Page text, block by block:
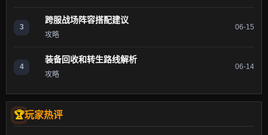
3
跨服战场阵容搭配建议
攻略
06-15
4
装备回收和转生路线解析
攻略
06-14
玩家热评